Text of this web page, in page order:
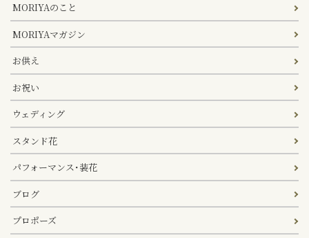
MORIYAのこと
MORIYAマガジン
お供え
お祝い
ウェディング
スタンド花
パフォーマンス･装花
ブログ
プロポーズ